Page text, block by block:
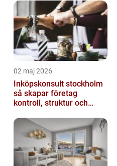
02 maj 2026
Inköpskonsult stockholm
så skapar företag
kontroll, struktur och